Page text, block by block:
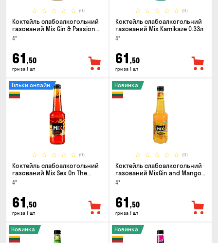
(0)
Коктейль слабоалкогольний
газований Mix Gin & Passion
fruit 0.33л
4°
61 ,50
грн за 1 шт
(0)
Коктейль слабоалкогольний
газований Mix Kamikaze 0.33л
4°
61 ,50
грн за 1 шт
(0)
Тільки онлайн
Коктейль слабоалкогольний
газований Mix Sex On The
Beach 0.33л
4°
61 ,50
грн за 1 шт
(0)
Новинка
Коктейль слабоалкогольний
газований MixGin and Mango
0.33л
4°
61 ,50
грн за 1 шт
Новинка Новинка